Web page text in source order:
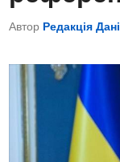
и
к
Автор Редакція